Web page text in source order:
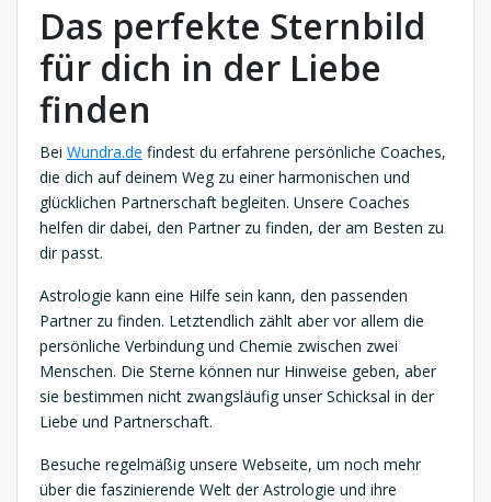
Das perfekte Sternbild
für dich in der Liebe
finden
Bei Wundra.de findest du erfahrene persönliche Coaches,
die dich auf deinem Weg zu einer harmonischen und
glücklichen Partnerschaft begleiten. Unsere Coaches
helfen dir dabei, den Partner zu finden, der am Besten zu
dir passt.
Astrologie kann eine Hilfe sein kann, den passenden
Partner zu finden. Letztendlich zählt aber vor allem die
persönliche Verbindung und Chemie zwischen zwei
Menschen. Die Sterne können nur Hinweise geben, aber
sie bestimmen nicht zwangsläufig unser Schicksal in der
Liebe und Partnerschaft.
Besuche regelmäßig unsere Webseite, um noch mehr
über die faszinierende Welt der Astrologie und ihre